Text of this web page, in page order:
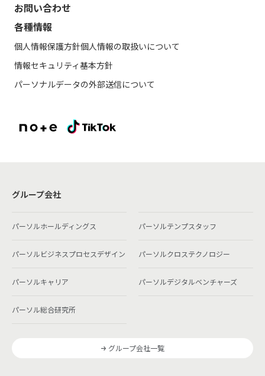
お問い合わせ
各種情報
個人情報保護方針個人情報の取扱いについて
情報セキュリティ基本方針
パーソナルデータの外部送信について
グループ会社
パーソルホールディングス パーソルテンプスタッフ
パーソルビジネスプロセスデザイン パーソルクロステクノロジー
パーソルキャリア パーソルデジタルベンチャーズ
パーソル総合研究所
グループ会社一覧